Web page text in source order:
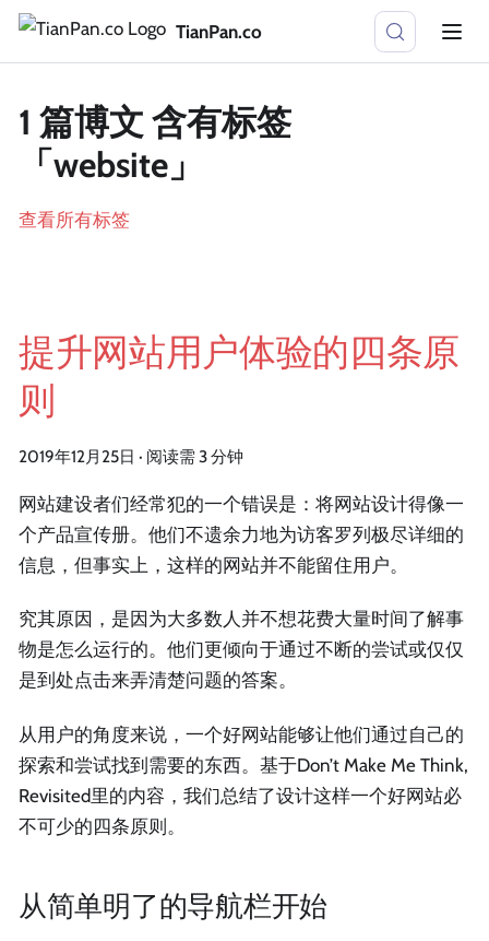
TianPan.co
1 篇博文 含有标签
「website」
查看所有标签
提升网站用户体验的四条原
则
2019年12月25日 · 阅读需 3 分钟
网站建设者们经常犯的一个错误是：将网站设计得像一
个产品宣传册。他们不遗余力地为访客罗列极尽详细的
信息，但事实上，这样的网站并不能留住用户。
究其原因，是因为大多数人并不想花费大量时间了解事
物是怎么运行的。他们更倾向于通过不断的尝试或仅仅
是到处点击来弄清楚问题的答案。
从用户的角度来说，一个好网站能够让他们通过自己的
探索和尝试找到需要的东西。基于Don’t Make Me Think,
Revisited里的内容，我们总结了设计这样一个好网站必
不可少的四条原则。
从简单明了的导航栏开始